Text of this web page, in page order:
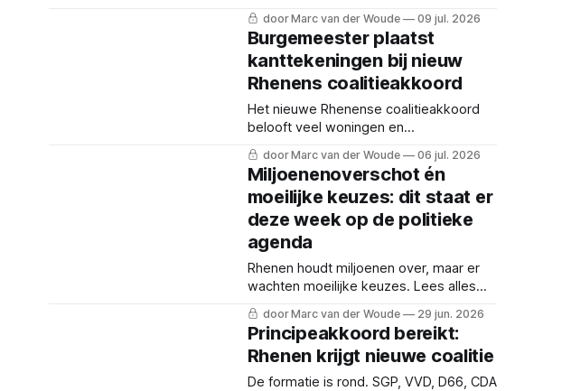
nieuwe raad voor een andere aanpak.
Vroeger meepraten en inwoners
nadrukkelijker betrekken.
door Marc van der Woude 09 jul. 2026
Burgemeester plaatst
kanttekeningen bij nieuw
Rhenens coalitieakkoord
Het nieuwe Rhenense coalitieakkoord
belooft veel woningen en
vernieuwingen, maar de lokale
belastingen stijgen en burgemeester
Kaai geeft een waarschuwing af.
door Marc van der Woude 06 jul. 2026
Miljoenenoverschot én
moeilijke keuzes: dit staat er
deze week op de politieke
agenda
Rhenen houdt miljoenen over, maar er
wachten moeilijke keuzes. Lees alles
over de naderende tekorten, de
Ericaschool en de nieuwe
woningbouwplannen.
door Marc van der Woude 29 jun. 2026
Principeakkoord bereikt:
Rhenen krijgt nieuwe coalitie
De formatie is rond. SGP, VVD, D66, CDA